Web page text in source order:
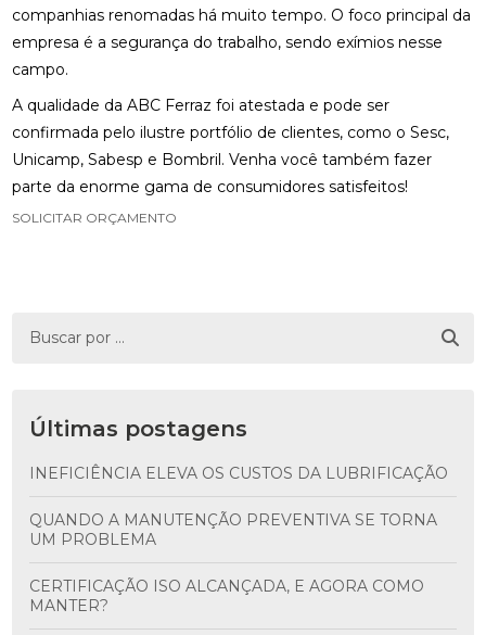
companhias renomadas há muito tempo. O foco principal da
empresa é a segurança do trabalho, sendo exímios nesse
campo.
A qualidade da ABC Ferraz foi atestada e pode ser
confirmada pelo ilustre portfólio de clientes, como o Sesc,
Unicamp, Sabesp e Bombril. Venha você também fazer
parte da enorme gama de consumidores satisfeitos!
SOLICITAR ORÇAMENTO
Últimas postagens
INEFICIÊNCIA ELEVA OS CUSTOS DA LUBRIFICAÇÃO
QUANDO A MANUTENÇÃO PREVENTIVA SE TORNA
UM PROBLEMA
CERTIFICAÇÃO ISO ALCANÇADA, E AGORA COMO
MANTER?